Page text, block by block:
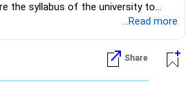
or index-oriented funds.
I would reduce such complexity.
the syllabus of the university to
affiliated. Typically, the university's
by reviewing the syllabus, then look
the turnover rate) and the
mechanical labs, which are crucial.
...Read more
Share